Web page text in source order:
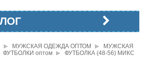
МУЖСКАЯ ОДЕЖДА ОПТОМ
МУЖСКАЯ
ФУТБОЛКИ оптом
ФУТБОЛКА (48-56) МИКС